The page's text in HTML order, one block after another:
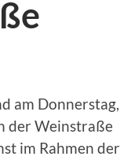
am Donnerstag,
der Weinstraße
im Rahmen der